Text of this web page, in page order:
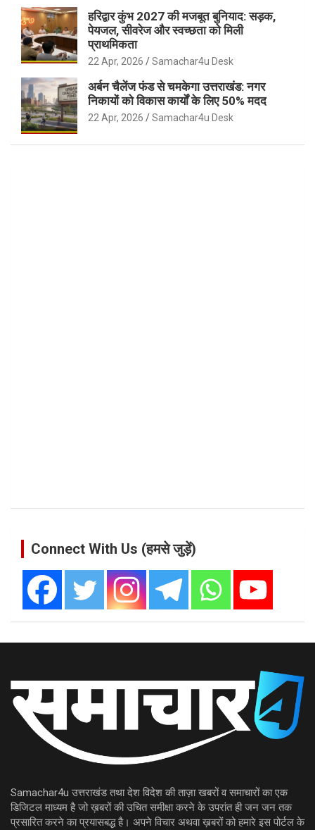
हरिद्वार कुंभ 2027 की मजबूत बुनियाद: सड़क,
पेयजल, सीवरेज और स्वच्छता को मिली
प्राथमिकता
22 Apr, 2026 Samachar4u Desk
अर्बन चैलेंज फंड से चमकेगा उत्तराखंड: नगर
निकायों को विकास कार्यों के लिए 50% मदद
22 Apr, 2026 Samachar4u Desk
Connect With Us (हमसे जुड़ें)
Samachar4u उत्तराखंड तथा देश विदेश की ताज़ा खबरों व समाचारों का एक
डिजिटल माध्यम है जो ख़बरों की उचित समीक्षा करने के उपरांत ही जन जन तक
प्रसारित करने का प्रयासबद्ध है। अपने विचार अथवा ख़बरों को हमारे इस पोर्टल के